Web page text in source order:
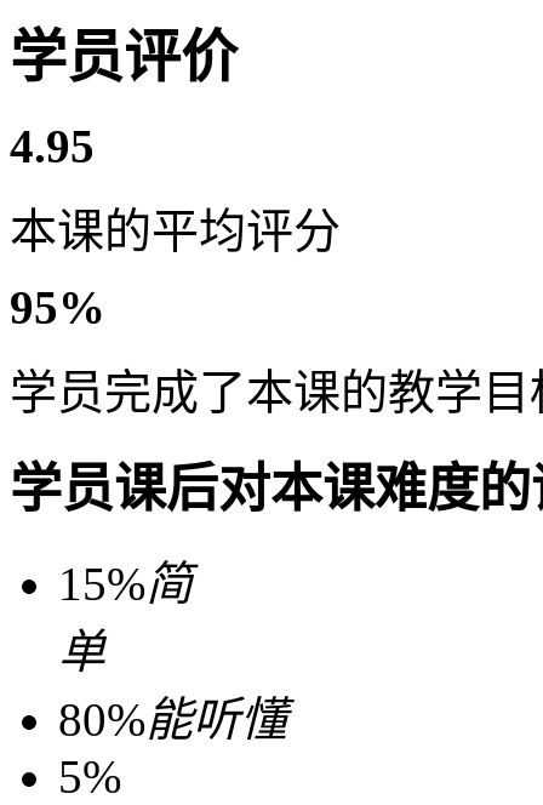
学员评价
4.95
本课的平均评分
95%
学员完成了本课的教学目
学员课后对本课难度
15%简
单
80%能听懂
5%